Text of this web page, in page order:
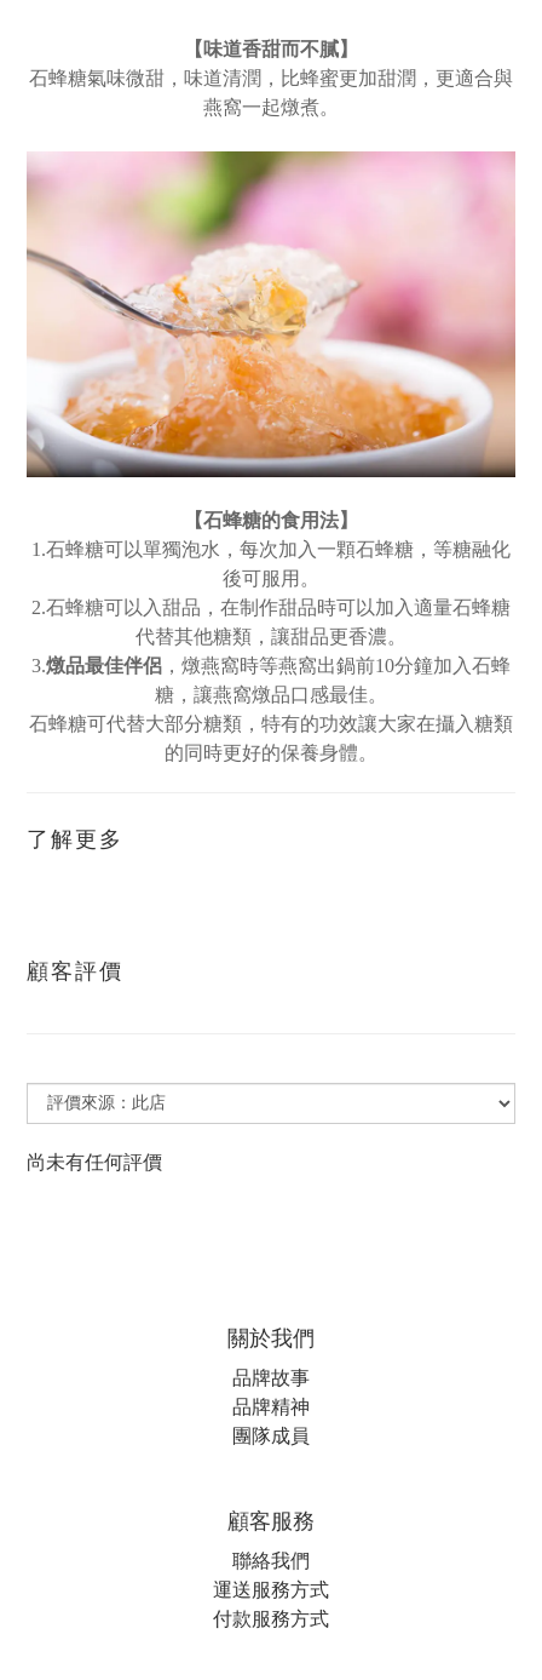
【味道香甜而不膩】
石蜂糖氣味微甜，味道清潤，比蜂蜜更加甜潤，更適合與
燕窩一起燉煮。
【石蜂糖的食用法】
1.石蜂糖可以單獨泡水，每次加入一顆石蜂糖，等糖融化
後可服用。
2.石蜂糖可以入甜品，在制作甜品時可以加入適量石蜂糖
代替其他糖類，讓甜品更香濃。
3.燉品最佳伴侶 ，燉燕窩時等燕窩出鍋前10分鐘加入石蜂
糖，讓燕窩燉品口感最佳。
石蜂糖可代替大部分糖類，特有的功效讓大家在攝入糖類
的同時更好的保養身體。
了解更多
顧客評價
尚未有任何評價
關於我們
品牌故事
品牌精神
團隊成員
顧客服務
聯絡我們
運送服務方式
付款服務方式